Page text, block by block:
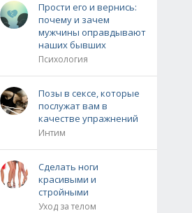
Прости его и вернись:
почему и зачем
мужчины оправдывают
наших бывших
Психология
Позы в сексе, которые
послужат вам в
качестве упражнений
Интим
Сделать ноги
красивыми и
стройными
Уход за телом